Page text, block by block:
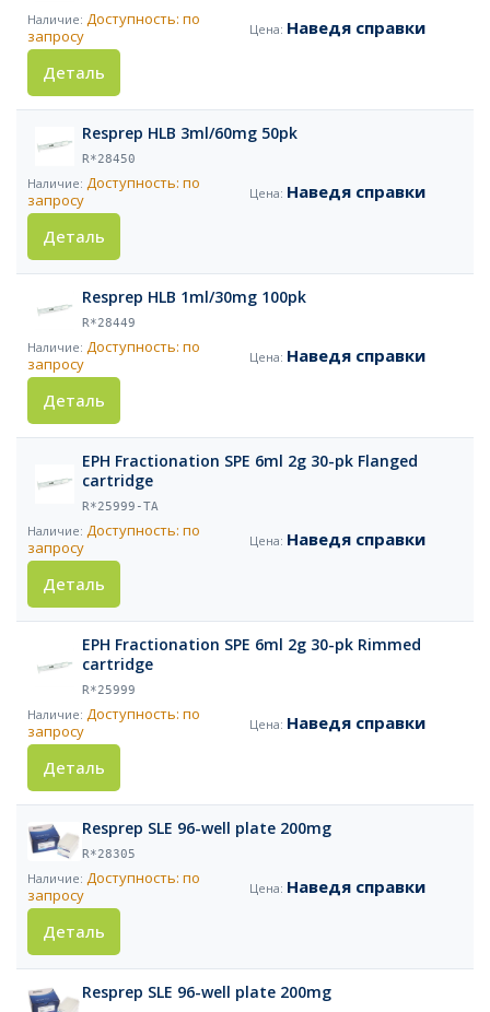
Доступность: по
запросу
Наведя справки
Деталь
Resprep HLB 3ml/60mg 50pk
R*28450
Доступность: по
запросу
Наведя справки
Деталь
Resprep HLB 1ml/30mg 100pk
R*28449
Доступность: по
запросу
Наведя справки
Деталь
EPH Fractionation SPE 6ml 2g 30-pk Flanged
cartridge
R*25999-TA
Доступность: по
запросу
Наведя справки
Деталь
EPH Fractionation SPE 6ml 2g 30-pk Rimmed
cartridge
R*25999
Доступность: по
запросу
Наведя справки
Деталь
Resprep SLE 96-well plate 200mg
R*28305
Доступность: по
запросу
Наведя справки
Деталь
Resprep SLE 96-well plate 200mg